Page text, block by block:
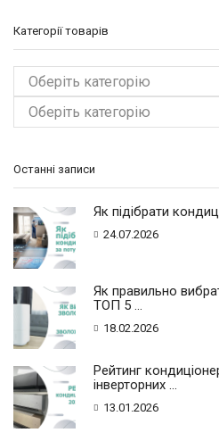
Категорії товарів
Оберіть категорію
Останні записи
Як підібрати
24.07.2026
Як правильно
ТОП 5 ...
18.02.2026
Рейтинг
інверторних ...
13.01.2026